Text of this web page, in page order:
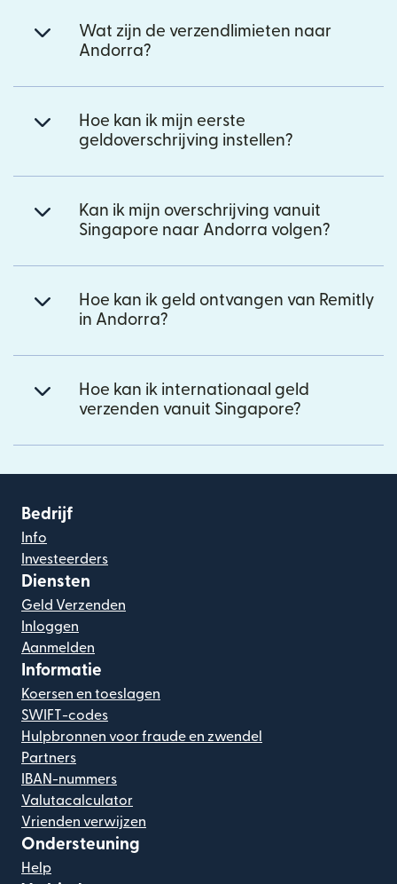
Wat zijn de verzendlimieten naar
Andorra?
Hoe kan ik mijn eerste
geldoverschrijving instellen?
Kan ik mijn overschrijving vanuit
Singapore naar Andorra volgen?
Hoe kan ik geld ontvangen van Remitly
in Andorra?
Hoe kan ik internationaal geld
verzenden vanuit Singapore?
Bedrijf
Info
Investeerders
Diensten
Geld Verzenden
Inloggen
Aanmelden
Informatie
Koersen en toeslagen
SWIFT-codes
Hulpbronnen voor fraude en zwendel
Partners
IBAN-nummers
Valutacalculator
Vrienden verwijzen
Ondersteuning
Help